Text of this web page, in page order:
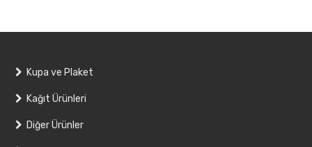
Kupa ve Plaket
Kağıt Ürünleri
Diğer Ürünler